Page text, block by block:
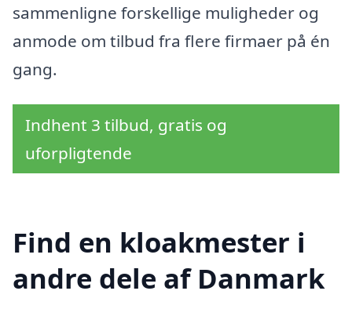
sammenligne forskellige muligheder og
anmode om tilbud fra flere firmaer på én
gang.
Indhent 3 tilbud, gratis og
uforpligtende
Find en kloakmester i
andre dele af Danmark